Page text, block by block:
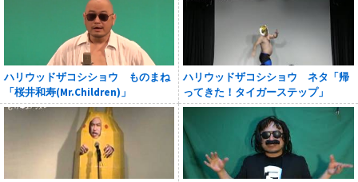
ハリウッドザコシショウ ものまね
「桜井和寿(Mr.Children)」
ハリウッドザコシショウ ネタ「帰
ってきた！タイガーステップ」